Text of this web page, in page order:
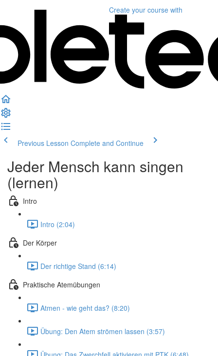
Create your course with
Previous Lesson Complete and Continue
Jeder Mensch kann singen
(lernen)
Intro
Intro (2:04)
Der Körper
Der richtige Stand (6:14)
Praktische Atemübungen
Atmen - wie geht das? (8:20)
Übung: Den Atem strömen lassen (3:57)